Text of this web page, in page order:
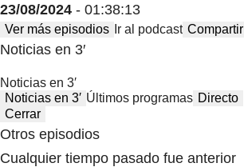
23/08/2024 - 01:38:13
Ver más episodios Ir al podcast Compartir
Noticias en 3′
Noticias en 3′
Noticias en 3′ Últimos programas Directo
Cerrar
Otros episodios
Cualquier tiempo pasado fue anterior